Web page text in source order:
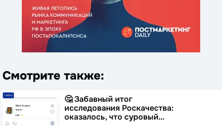
Смотрите также:
🤔 Забавный итог
исследования Роскачества:
оказалось, что суровый…